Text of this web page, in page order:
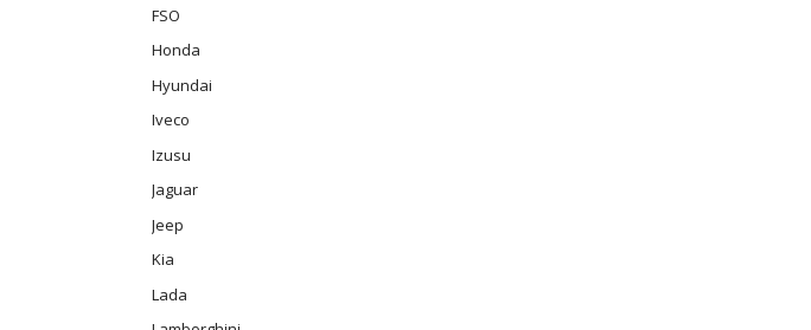
FSO
Honda
Hyundai
Iveco
Izusu
Jaguar
Jeep
Kia
Lada